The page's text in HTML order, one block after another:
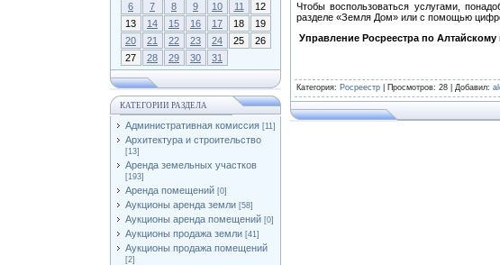
6
7 8 9 10 11
12
13
14 15 16 17 18
19
20
21 22 23 24 25
26
27
28 29 30 31
КАТЕГОРИИ РАЗДЕЛА
Административная комиссия [11]
Архитектура и строительство
[13]
Аренда земельных участков
[193]
Аренда помещений [0]
Аукционы аренда земли [58]
Аукционы аренда помещений [0]
Аукционы продажа земли [41]
Аукционы продажа помещений
[2]
Чтобы воспользоваться услугами,
разделе «Земля Дом» или с помощью
Управление Росреестра по Алтайскому
Категория: Росреестр Просмотров: 28 | Добавил: